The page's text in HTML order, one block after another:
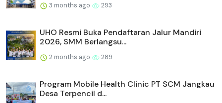
3 months ago 293
UHO Resmi Buka Pendaftaran Jalur Mandiri
2026, SMM Berlangsu...
2 months ago 289
Program Mobile Health Clinic PT SCM Jangkau
Desa Terpencil d...